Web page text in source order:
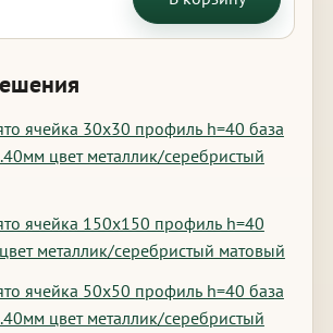
ячейка 30х30 профиль h=40 база
цвет металлик/серебристый
ячейка 150х150 профиль h=40
металлик/серебристый матовый
ячейка 50х50 профиль h=40 база
цвет металлик/серебристый